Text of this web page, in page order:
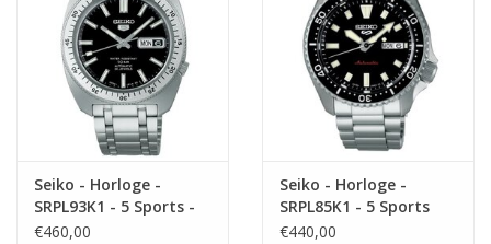
Seiko - Horloge -
SRPL93K1 - 5 Sports -
LIMITED EDITION
€460,00
Seiko - Horloge -
SRPL85K1 - 5 Sports
€440,00